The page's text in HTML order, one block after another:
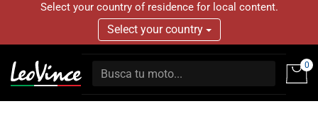
Select your country of residence for local content.
Select your country
0